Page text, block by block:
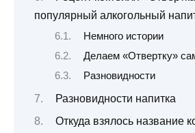
популярный алкогольный
Немного истории
Делаем «Отвертку»
Разновидности
Разновидности напитка
Откуда взялось название